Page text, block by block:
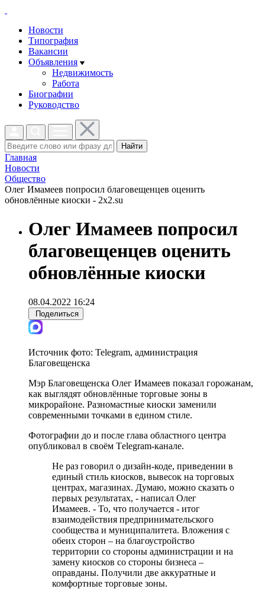
Новости
Типография
Вакансии
Объявления
Недвижимость
Работа
Биографии
Руководство
Найти
Главная
Новости
Общество
Олег Имамеев попросил благовещенцев оценить
обновлённые киоски - 2x2.su
Олег Имамеев попросил
благовещенцев оценить
обновлённые киоски
08.04.2022 16:24
Поделиться
Источник фото: Telegram, администрация
Благовещенска
Мэр Благовещенска Олег Имамеев показал горожанам,
как выглядят обновлённые торговые зоны в
микрорайоне. Разномастные киоски заменили
современными точками в едином стиле.
Фотографии до и после глава областного центра
опубликовал в своём Тelegram-канале.
Не раз говорил о дизайн-коде, приведении в
единый стиль киосков, вывесок на торговых
центрах, магазинах. Думаю, можно сказать о
первых результатах, - написал Олег
Имамеев. - То, что получается - итог
взаимодействия предпринимательского
сообщества и муниципалитета. Вложения с
обеих сторон – на благоустройство
территории со стороны администрации и на
замену киосков со стороны бизнеса –
оправданы. Получили две аккуратные и
комфортные торговые зоны.